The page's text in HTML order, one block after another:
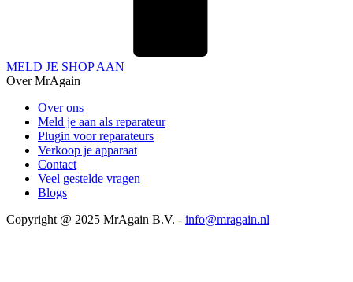
MELD JE SHOP AAN
Over MrAgain
Over ons
Meld je aan als reparateur
Plugin voor reparateurs
Verkoop je apparaat
Contact
Veel gestelde vragen
Blogs
Copyright @ 2025 MrAgain B.V. - info@mragain.nl